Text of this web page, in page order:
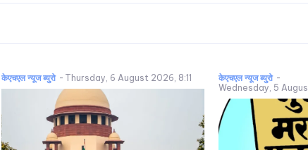
केएचएल न्यूज ब्युरो - Thursday, 6 August 2026, 8:11 केएचएल न्यूज ब्युरो -
Wednesday, 5